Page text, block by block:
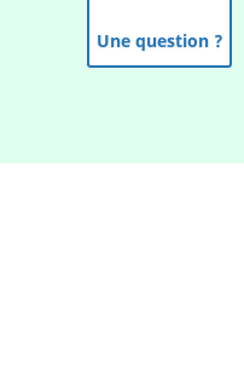
Une question ?